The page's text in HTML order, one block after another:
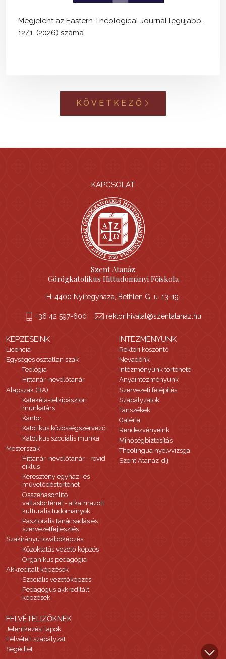
Megjelent az Eastern Theological Journal legújabb,
12/1. (2026) száma.
KÖVETKEZŐ
KAPCSOLAT
Szent Atanáz
Görögkatolikus Hittudományi Főiskola
H-4400 Nyíregyháza, Bethlen G. u. 13-19.
+36 42 597-600 rektorihivatal@szentatanaz.hu
KÉPZÉSEINK
Licencia
Egységes osztatlan szak
Teológia
Hittanár-nevelőtanár
Alapszak (BA)
Katekéta-lelkipásztori
munkatárs
Kántor
Katolikus közösségszervező
Katolikus szociális munka
Mesterszak
Hittanár-nevelőtanár - rövid
ciklus
Keresztény egyház- és
művelődéstörténet
Összehasonlító
vallástörténet - alkalmazott
kulturális tudományok
Pasztorális tanácsadás és
szervezetfejlesztés
Szakirányú továbbképzés
Közoktatás vezető képzés
Organikus pedagógia
Akkreditált képzések
Szociális vezetőképzés
Pedagógus akkreditált
képzések
INTÉZMÉNYÜNK
Rektori köszöntő
Névadónk
Intézményünk története
Anyaintézményünk
Szervezeti felépítés
Szabályzatok
Tanszékek
Galéria
Rendezvényeink
Minőségbiztosítás
Theolingua nyelvvizsga
Szent Atanáz-díj
FELVÉTELIZŐKNEK
Jelentkezési lapok
Felvételi szabályzat
Segédlet